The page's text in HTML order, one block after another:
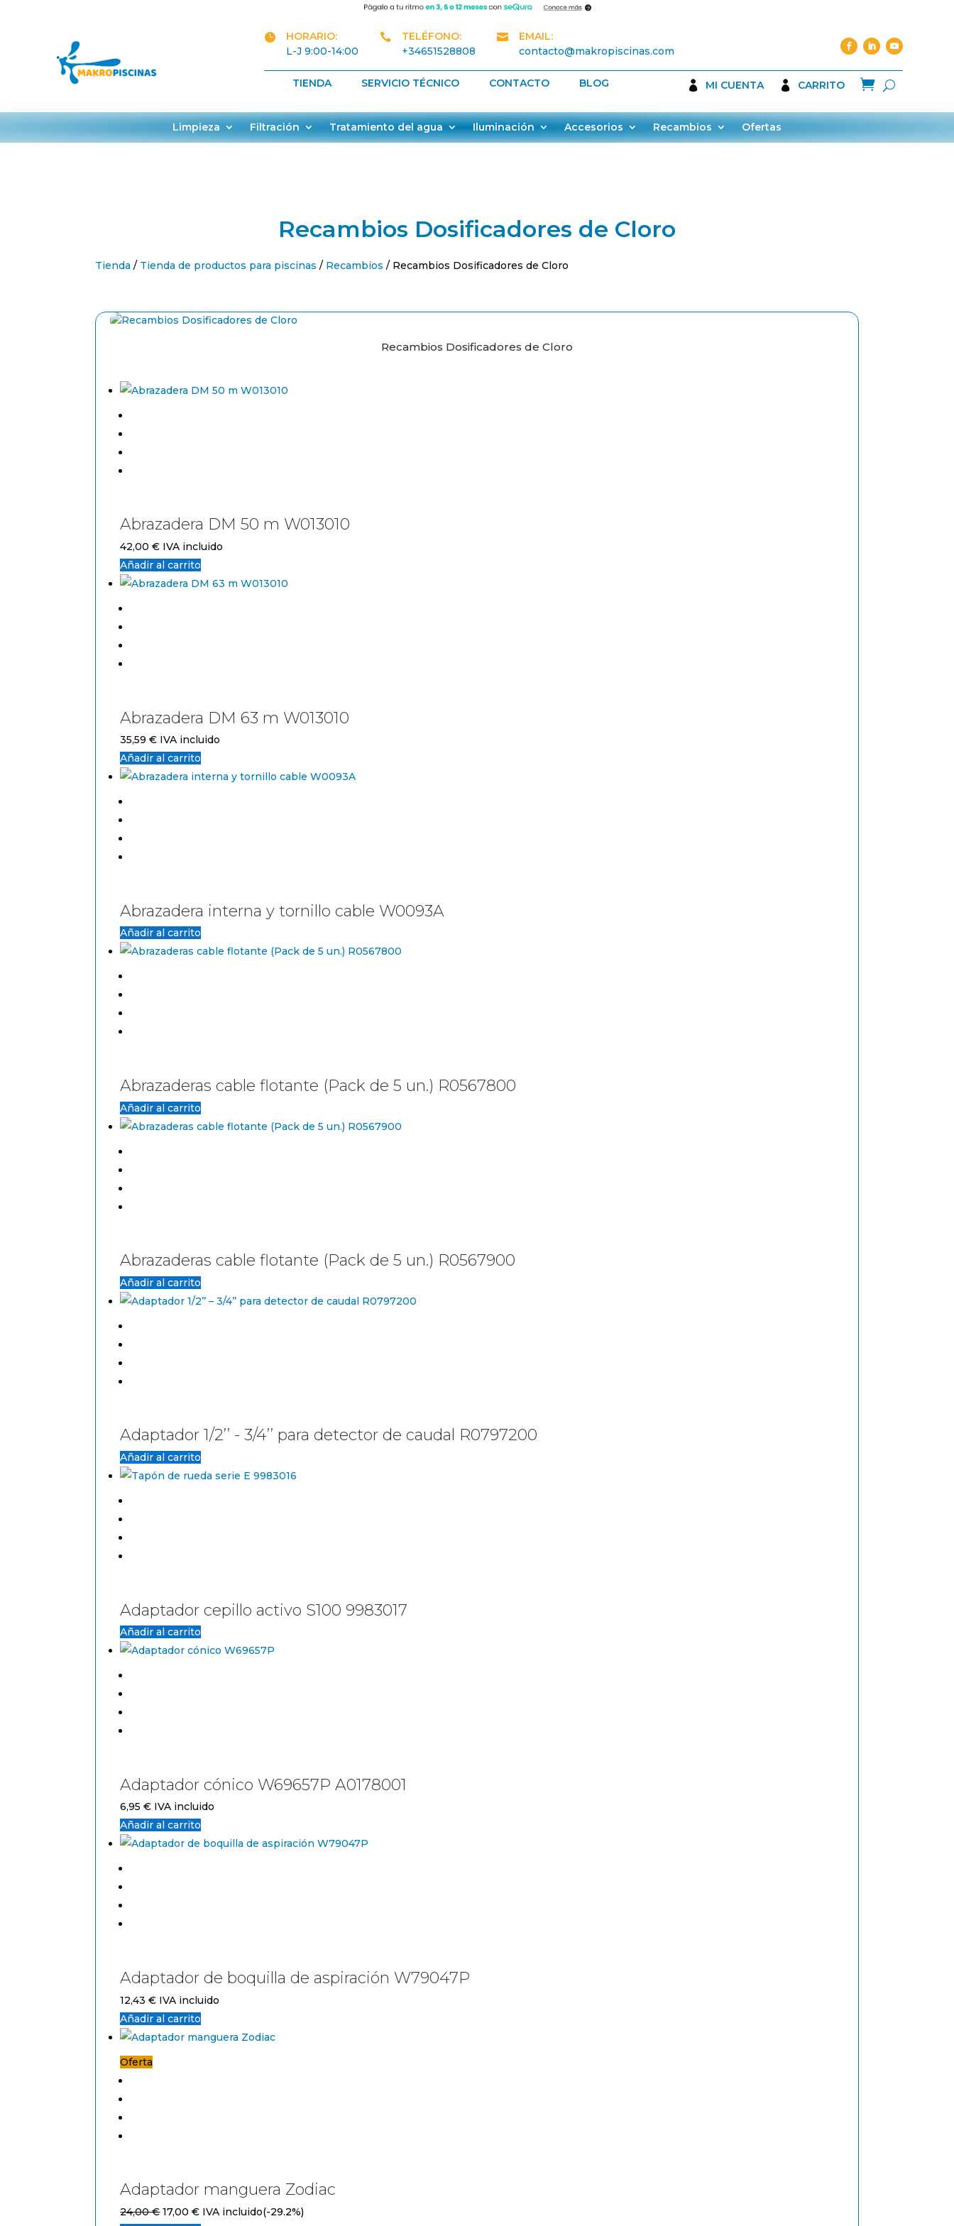

HORARIO:
L-J 9:00-14:00

TELÉFONO:
+34651528808

EMAIL:
contacto@makropiscinas.com
TIENDA SERVICIO TÉCNICO CONTACTO BLOG MI CUENTA CARRITO 
Limpieza Filtración Tratamiento del agua Iluminación Accesorios Recambios Ofertas
Recambios Dosificadores de Cloro
Tienda / Tienda de productos para piscinas / Recambios / Recambios Dosificadores de Cloro
Recambios Dosificadores de Cloro
Abrazadera DM 50 m W013010
42,00€ IVA incluido
Añadir al carrito
Abrazadera DM 63 m W013010
35,59€ IVA incluido
Añadir al carrito
Abrazadera interna y tornillo cable W0093A
Añadir al carrito
Abrazaderas cable flotante (Pack de 5 un.) R0567800
Añadir al carrito
Abrazaderas cable flotante (Pack de 5 un.) R0567900
Añadir al carrito
Adaptador 1/2’’ - 3/4’’ para detector de caudal R0797200
Añadir al carrito
Adaptador cepillo activo S100 9983017
Añadir al carrito
Adaptador cónico W69657P A0178001
6,95€ IVA incluido
Añadir al carrito
Adaptador de boquilla de aspiración W79047P
12,43€ IVA incluido
Añadir al carrito
Oferta
Adaptador manguera Zodiac
24,00€El
17,00€ElIVA incluido(-29.2%)